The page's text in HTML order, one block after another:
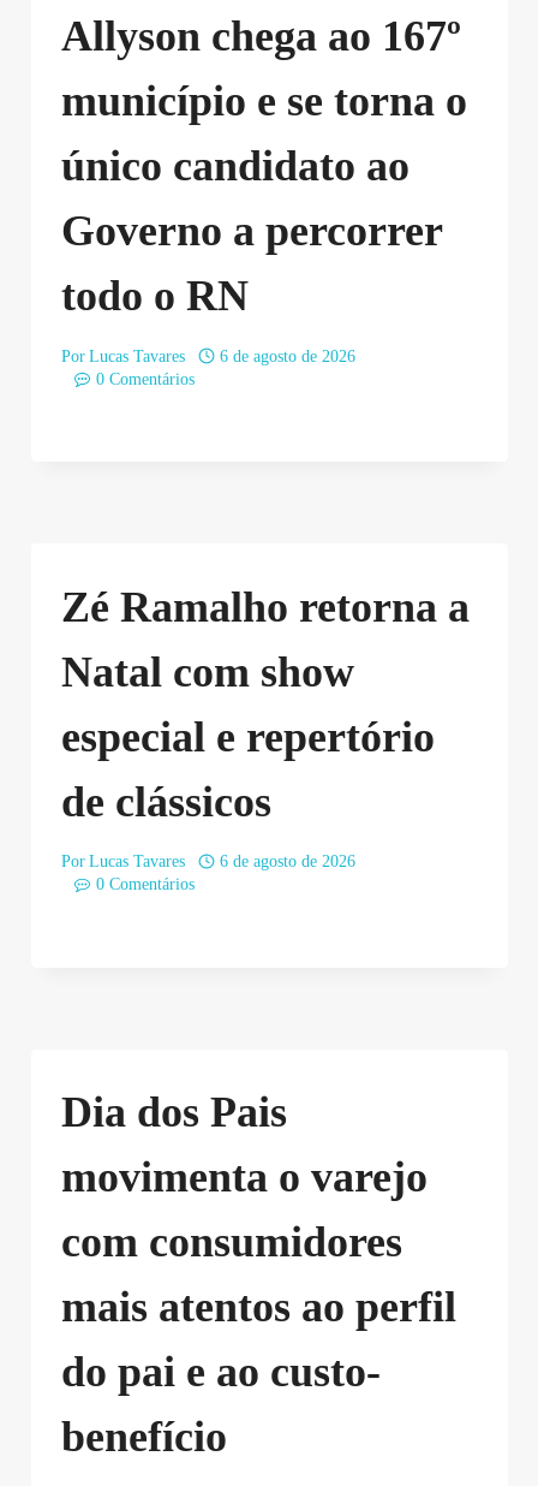
Allyson chega ao 167º
município e se torna o
único candidato ao
Governo a percorrer
todo o RN
Por Lucas Tavares
6 de agosto de 2026
0 Comentários
Zé Ramalho retorna a
Natal com show
especial e repertório
de clássicos
Por Lucas Tavares
6 de agosto de 2026
0 Comentários
Dia dos Pais
movimenta o varejo
com consumidores
mais atentos ao perfil
do pai e ao custo-
benefício